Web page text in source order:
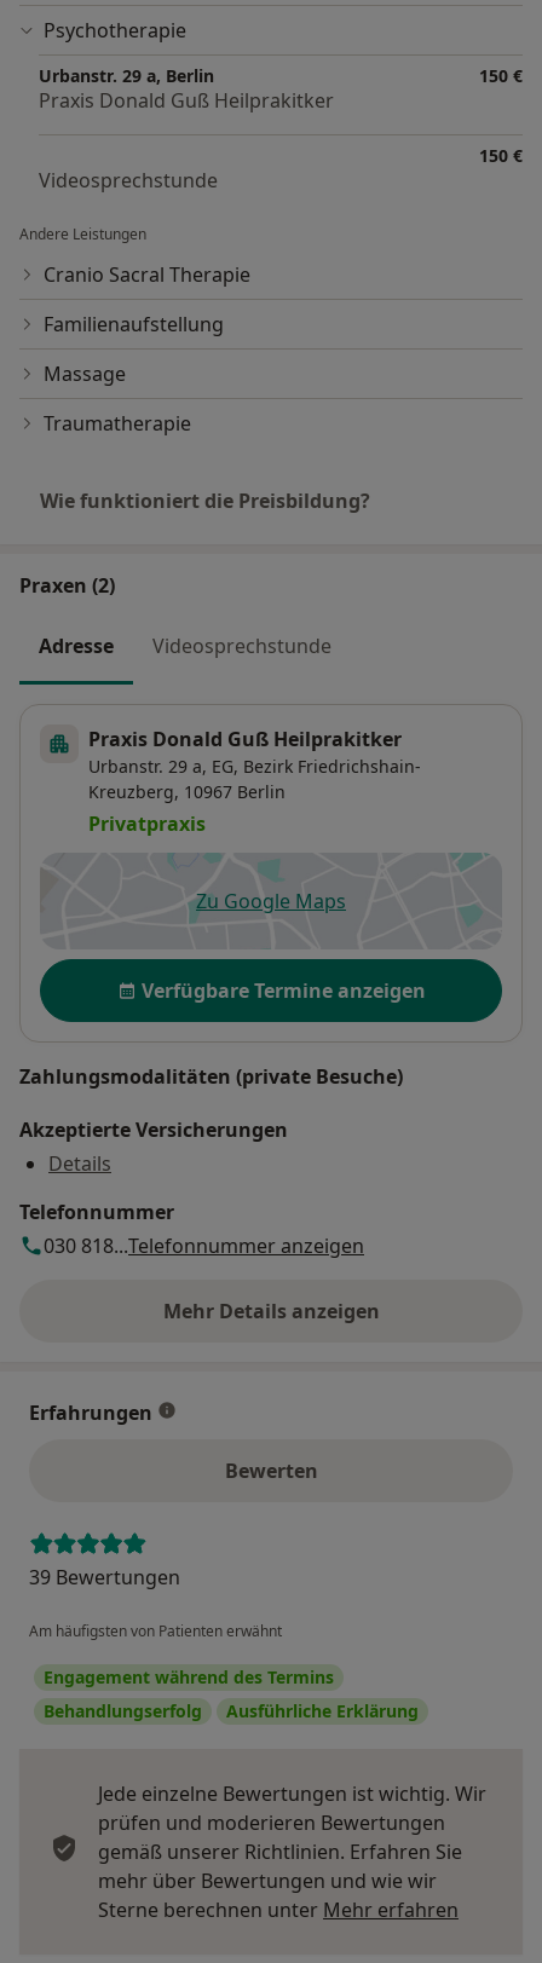
Psychotherapie
Urbanstr. 29 a, Berlin 150 €
Praxis Donald Guß Heilprakitker
150 €
Videosprechstunde
Andere Leistungen
Cranio Sacral Therapie
Familienaufstellung
Massage
Traumatherapie
Wie funktioniert die Preisbildung?
Praxen (2)
Adresse Videosprechstunde
Praxis Donald Guß Heilprakitker
Urbanstr. 29 a, EG, Bezirk Friedrichshain-
Kreuzberg, 10967 Berlin
Privatpraxis
Zu Google Mapsöffnet in einer neuen
Verfügbarkeit
Verfügbare Termine anzeigen
Zahlungsmodalitäten (private Besuche)
Akzeptierte Versicherungen
Details
Telefonnummer
030 818...Telefonnummer anzeigen
Mehr Details anzeigen
über die Adresse
Erfahrungen
Bewerten
39 Bewertungen
Am häufigsten von Patienten erwähnt
Engagement während des Termins
Behandlungserfolg
Ausführliche Erklärung
Jede einzelne Bewertungen ist wichtig. Wir
prüfen und moderieren Bewertungen
gemäß unserer Richtlinien. Erfahren Sie
mehr über Bewertungen und wie wir
Sterne berechnen unter Mehr erfahren